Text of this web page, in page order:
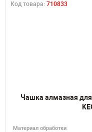
Код товара: 710833
Чашка алмазная
Материал обработки